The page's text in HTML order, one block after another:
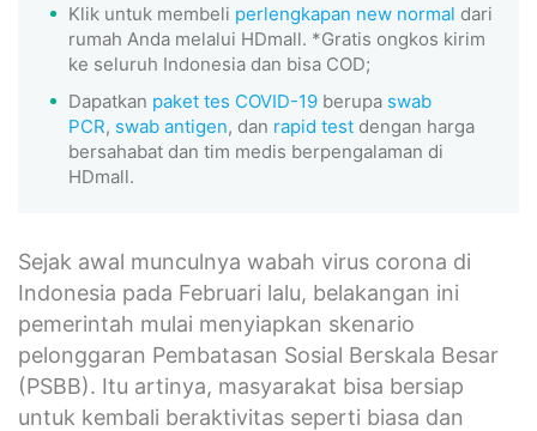
Klik untuk membeli perlengkapan new normal dari
rumah Anda melalui HDmall. *Gratis ongkos kirim
ke seluruh Indonesia dan bisa COD;
Dapatkan paket tes COVID-19 berupa swab
PCR, swab antigen, dan rapid test dengan harga
bersahabat dan tim medis berpengalaman di
HDmall.
Sejak awal munculnya wabah virus corona di
Indonesia pada Februari lalu, belakangan ini
pemerintah mulai menyiapkan skenario
pelonggaran Pembatasan Sosial Berskala Besar
(PSBB). Itu artinya, masyarakat bisa bersiap
untuk kembali beraktivitas seperti biasa dan